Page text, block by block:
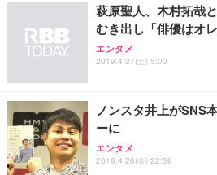
務用 おしゃれ パソコン
ANDWINT オフィスチェ
ッシュ 通気性 ランバー
ス圧無段階昇降 360度回
【MiniLED/24.5inch/
HOOTER Gaming
グモニター QD 24.5イン
アイリスオーヤマ ペッ
ュラー 200枚入【
萩原聖人、木村拓哉
むき出し「俳優はオレ
エンタメ
2019.4.27(土) 5:00
ノンスタ井上がSNS
ーに
エンタメ
2019.4.26(金) 22:59